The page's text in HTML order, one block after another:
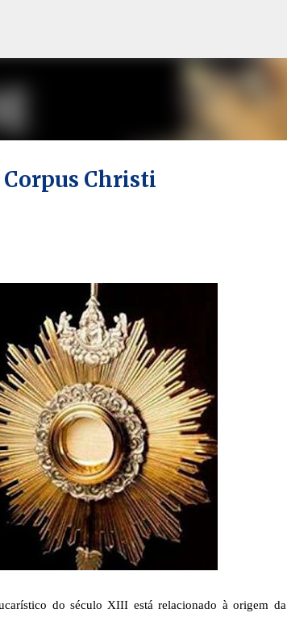
para o conteúdo principal
Corpus Christi
do século XIII está relacionado à origem da